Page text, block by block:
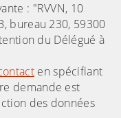
: "RVVN, 10
bureau 230, 59300
du Délégué à
en spécifiant
demande est
des données